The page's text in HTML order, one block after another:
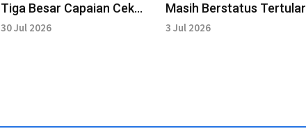
Tiga Besar Capaian Cek
Kesehatan Gratis di Riau
30 Jul 2026
Masih Berstatus Tertular
Rabies hingga Kini
3 Jul 2026